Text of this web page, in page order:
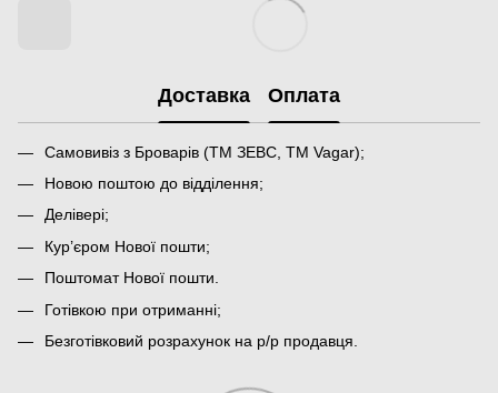
Доставка Оплата
Самовивіз з Броварів (ТМ ЗЕВС, ТМ Vagar);
Новою поштою до відділення;
Делівері;
Кур’єром Нової пошти;
Поштомат Нової пошти.
Готівкою при отриманні;
Безготівковий розрахунок на р/р продавця.